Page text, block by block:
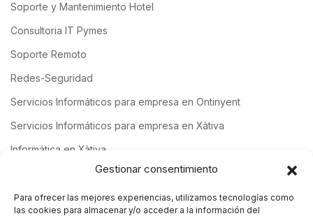
Gestionar consentimiento
Para ofrecer las mejores experiencias, utilizamos tecnologías como
las cookies para almacenar y/o acceder a la información del
Soporte y Mantenimiento Hotel
Consultoria IT Pymes
Soporte Remoto
Redes-Seguridad
Servicios Informáticos para empresa en Ontinyent
Servicios Informáticos para empresa en Xàtiva
Informática en Xàtiva
Contacto